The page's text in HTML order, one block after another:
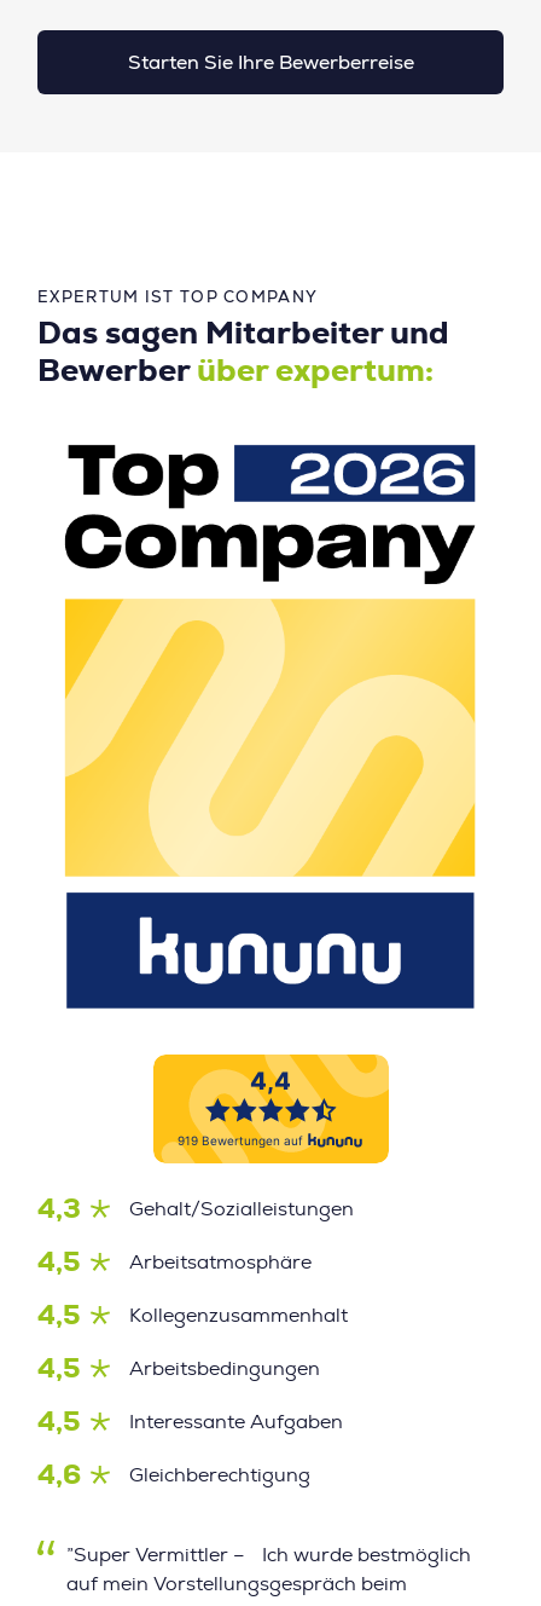
Starten Sie Ihre Bewerberreise
EXPERTUM IST TOP COMPANY
Das sagen Mitarbeiter und
Bewerber über expertum:
4,3 Gehalt/Sozialleistungen
4,5 Arbeitsatmosphäre
4,5 Kollegenzusammenhalt
4,5 Arbeitsbedingungen
4,5 Interessante Aufgaben
4,6 Gleichberechtigung
”Super Vermittler – Ich wurde bestmöglich
auf mein Vorstellungsgespräch beim